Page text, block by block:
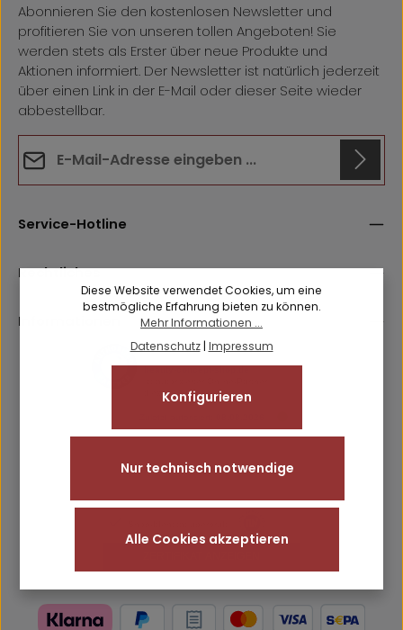
Abonnieren Sie den kostenlosen Newsletter und
profitieren Sie von unseren tollen Angeboten! Sie
werden stets als Erster über neue Produkte und
Aktionen informiert. Der Newsletter ist natürlich jederzeit
über einen Link in der E-Mail oder dieser Seite wieder
abbestellbar.
Ich habe dieDatenschutzbestimmungen
einverstanden.
Die mit einem Stern (*) markierten Felder sind
Pflichtfelder.
Service-Hotline
Rechtliches
Informationen
Diese Website verwendet Cookies, um eine
bestmögliche Erfahrung bieten zu können.
Mehr Informationen ...
Datenschutz| Impressum
Nur technisch notwendige
Konfigurieren
Alle Cookies akzeptieren